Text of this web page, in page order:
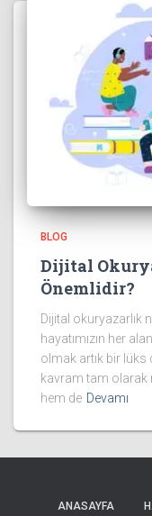
BLOG
Dijital
Önemlidir?
Dijital okuryazarlık
hayatımızın her
olmak artık bir lüks
kavram tam olarak
hem de Devamı
ANASAYFA